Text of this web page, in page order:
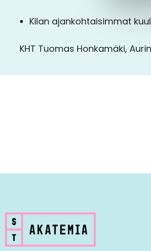
Kilan ajankohtaisimmat
KHT Tuomas Honkamäki,